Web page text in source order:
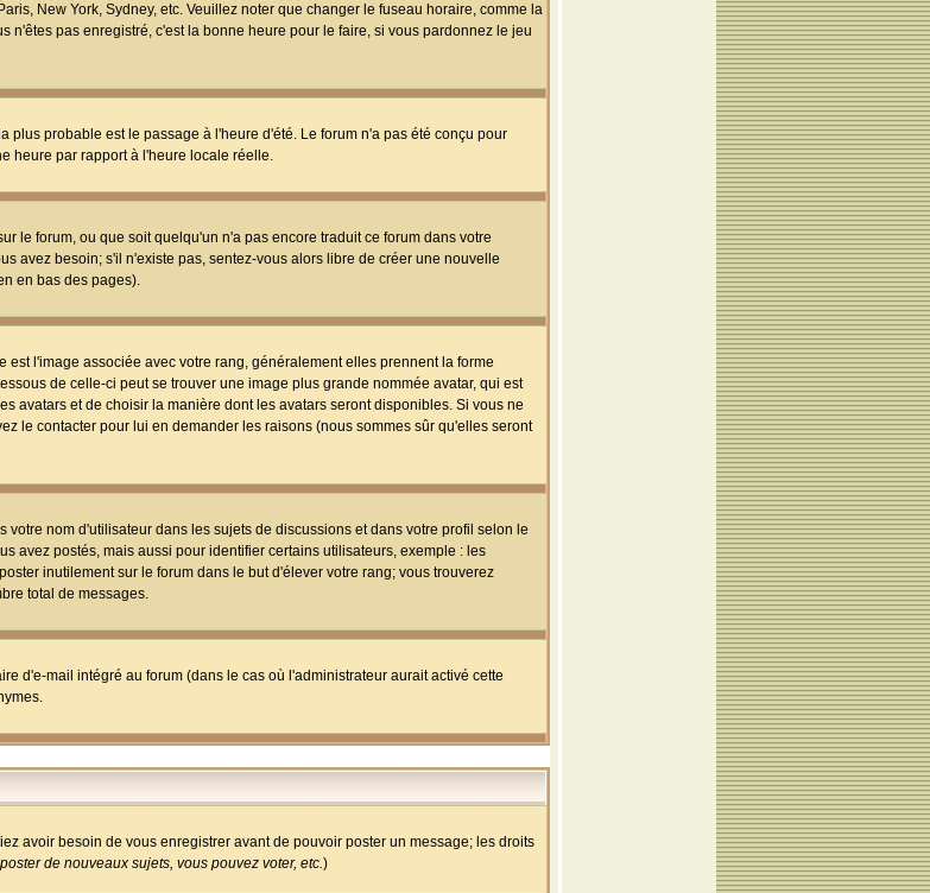
New York, Sydney, etc. Veuillez noter que changer le fuseau horaire, comme la
pas enregistré, c'est la bonne heure pour le faire, si vous pardonnez le jeu
probable est le passage à l'heure d'été. Le forum n'a pas été conçu pour
heure par rapport à l'heure locale réelle.
le forum, ou que soit quelqu'un n'a pas encore traduit ce forum dans votre
avez besoin; s'il n'existe pas, sentez-vous alors libre de créer une nouvelle
en bas des pages).
est l'image associée avec votre rang, généralement elles prennent la forme
de celle-ci peut se trouver une image plus grande nommée avatar, qui est
avatars et de choisir la manière dont les avatars seront disponibles. Si vous ne
le contacter pour lui en demander les raisons (nous sommes sûr qu'elles seront
nom d'utilisateur dans les sujets de discussions et dans votre profil selon le
avez postés, mais aussi pour identifier certains utilisateurs, exemple : les
inutilement sur le forum dans le but d'élever votre rang; vous trouverez
total de messages.
d'e-mail intégré au forum (dans le cas où l'administrateur aurait activé cette
avoir besoin de vous enregistrer avant de pouvoir poster un message; les droits
de nouveaux sujets, vous pouvez voter, etc.)